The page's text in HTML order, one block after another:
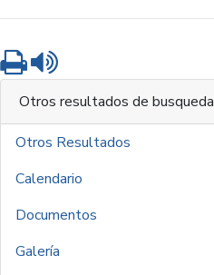
Imprimir
Otros resultados de busqueda
Otros Resultados
Calendario
Documentos
Galería